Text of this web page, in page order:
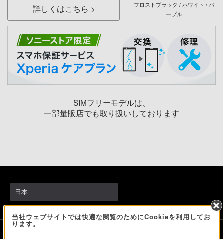
詳しくはこちら
フロストブラック / ホワイト / パ
ープル
SIMフリーモデルは、
一部量販店でも取り扱いしております
当社ウェブサイトでは快適な閲覧のためにCookieを利用してお
ります。
日本
ソニーストアでのお買い物にあたって